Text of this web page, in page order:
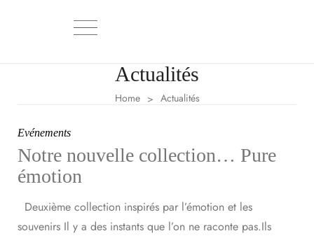
Actualités
Home > Actualités
Evénements
Notre nouvelle collection… Pure
émotion
Deuxième collection inspirés par l’émotion et les
souvenirs Il y a des instants que l’on ne raconte pas.Ils